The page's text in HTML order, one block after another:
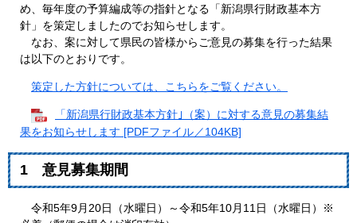
め、毎年度の予算編成等の指針となる「新潟県行財政基本方
針」を策定しましたのでお知らせします。
なお、案に対して県民の皆様からご意見の募集を行った結果
は以下のとおりです。
策定した方針については、こちらをご覧ください。
「新潟県行財政基本方針｣（案）に対する意見の募集結
果をお知らせします [PDFファイル／104KB]
1 意見募集期間
令和5年9月20日（水曜日）～令和5年10月11日（水曜日）※